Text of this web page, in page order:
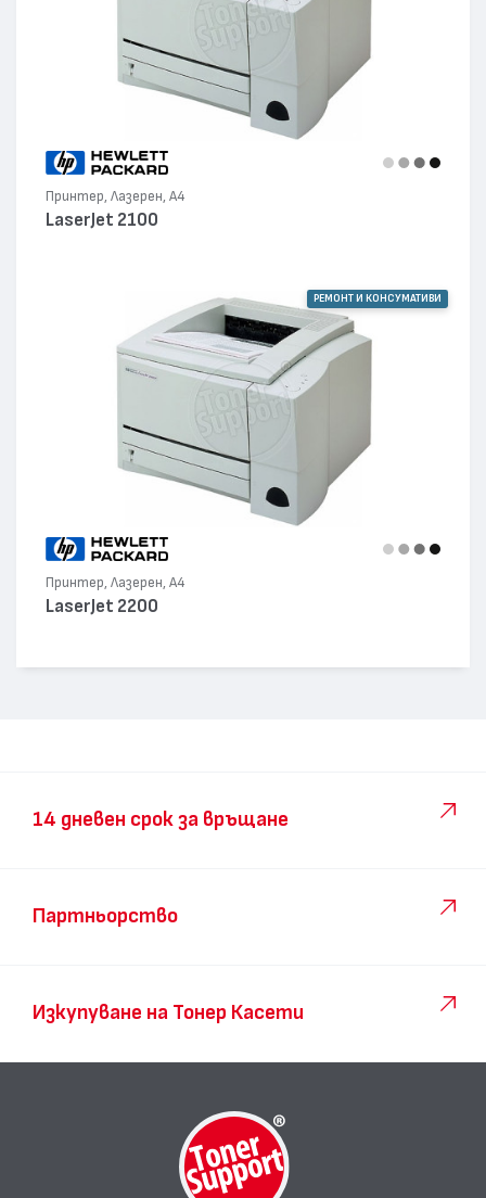
Принтер, Лазерен, А4
LaserJet 2100
РЕМОНТ И КОНСУМАТИВИ
Принтер, Лазерен, А4
LaserJet 2200
14 дневен срок за връщане
Партньорство
Изкупуване на Тонер Касети